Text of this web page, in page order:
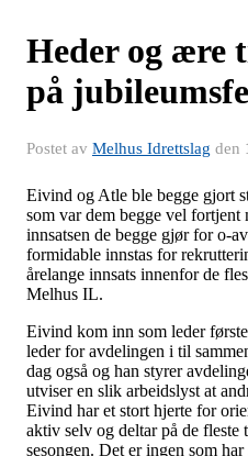
Heder og ære
på
Postet av Melhus Idrettslag den
Eivind og Atle ble begge gjort
som var dem begge vel fortjent
innsatsen de begge gjør for o-
formidable innstas for
årelange innsats innenfor de
Melhus IL.
Eivind kom inn som leder
leder for avdelingen i til
dag også og han styrer
utviser en slik arbeidslyst at
Eivind har et stort hjerte for
aktiv selv og deltar på de
sesongen. Det er ingen som